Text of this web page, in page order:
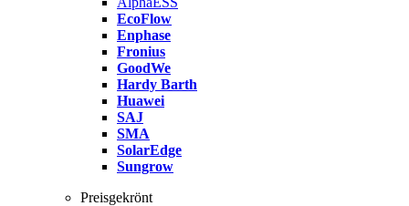
EcoFlow
Enphase
Fronius
GoodWe
Hardy Barth
Huawei
SAJ
SMA
SolarEdge
Sungrow
Preisgekrönt